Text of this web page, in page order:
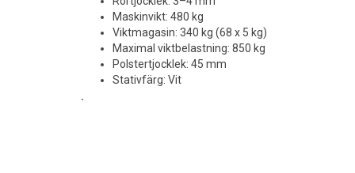
Maskinvikt: 480 kg
Viktmagasin: 340 kg (68 x 5 kg)
Maximal viktbelastning: 850 kg
Polstertjocklek: 45 mm
Stativfärg: Vit
`